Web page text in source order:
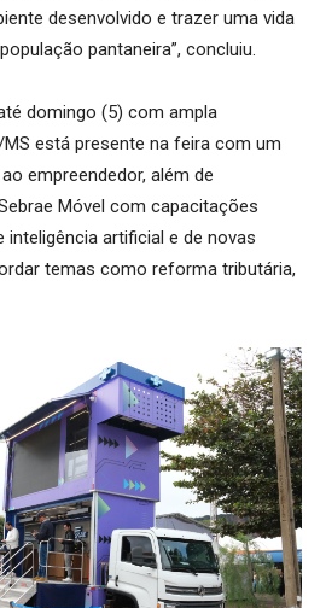
desenvolvido e trazer uma vida
pantaneira”, concluiu.
domingo (5) com ampla
está presente na feira com um
empreendedor, além de
Móvel com capacitações
artificial e de novas
temas como reforma tributária,